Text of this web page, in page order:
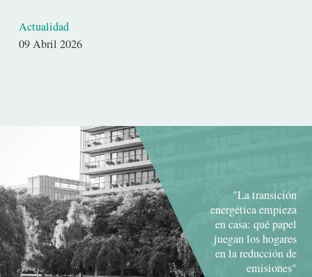
Actualidad
Fecha09 Abril 2026
"La transición
energética empieza
en casa: qué papel
juegan los hogares
en la reducción de
emisiones"